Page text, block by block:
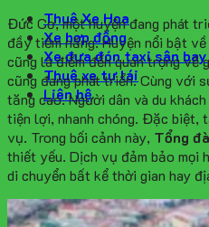
Thuê Xe Hoa
Xe hợp đồng
Xe đưa đón taxi sân
Thuê xe tự lái
Liên hệ
Đức Cơ, một huyện đang phát
đầy tiềm năng. Huyện nổi bật
cũng là điểm đến quan trọng về
cũng đang phát triển. Cùng với
tăng cao. Người dân và du
tiện lợi, nhanh chóng. Đặc biệt,
vụ. Trong bối cảnh này, Tổng
thiết yếu. Dịch vụ đảm bảo mọi
di chuyển bất kể thời gian hay